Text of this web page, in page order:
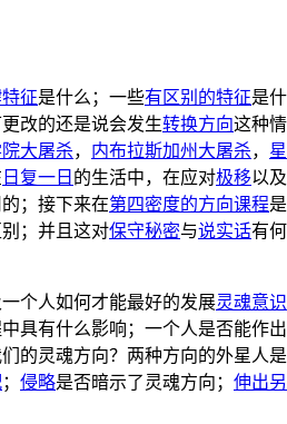
征是什么；一些有区别的特征是
改的还是说会发生转换方向这种
大屠杀， 内布拉斯加州大屠杀，
日复一日 的生活中，在应对极移以及
；接下来在第四密度的方向课程
；并且这对保守秘密与说实话有
一个人如何才能最好的发展灵魂意识
具有什么影响；一个人是否能作
的灵魂方向？两种方向的外星人
； 侵略是否暗示了灵魂方向； 伸出